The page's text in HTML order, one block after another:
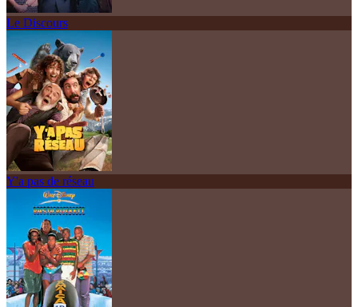
Le Discours
Y'a pas de réseau